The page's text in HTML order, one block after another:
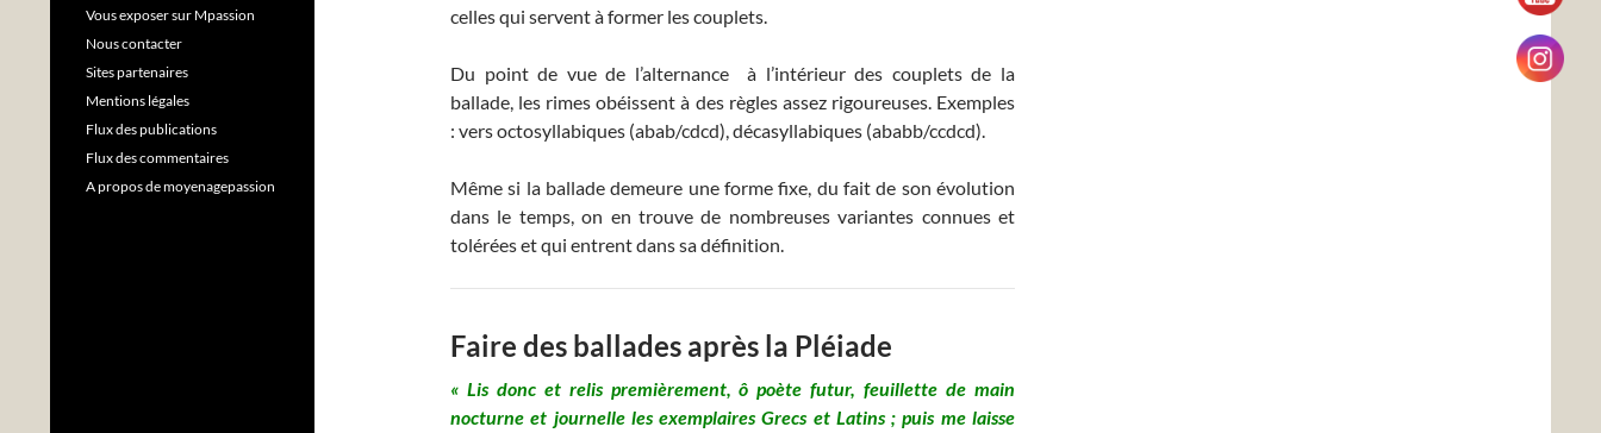
celles qui servent à former les couplets.
Du point de vue de l’alternance à l’intérieur des couplets de la
ballade, les rimes obéissent à des règles assez rigoureuses. Exemples
: vers octosyllabiques (abab/cdcd), décasyllabiques (ababb/ccdcd).
Même si la ballade demeure une forme fixe, du fait de son évolution
dans le temps, on en trouve de nombreuses variantes connues et
tolérées et qui entrent dans sa définition.
Faire des ballades après la Pléiade
« Lis donc et relis premièrement, ô poète futur, feuillette de main
nocturne et journelle les exemplaires Grecs et Latins ; puis me laisse
Vous exposer sur Mpassion
Nous contacter
Sites partenaires
Mentions légales
Flux des publications
Flux des commentaires
A propos de moyenagepassion